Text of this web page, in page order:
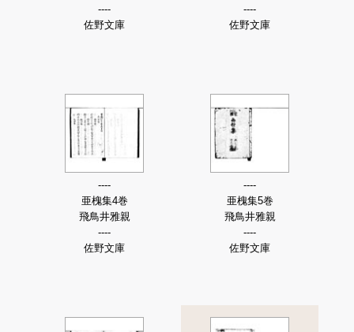
----
佐野文庫
----
佐野文庫
----
亜槐集4巻
飛鳥井雅親
----
佐野文庫
----
亜槐集5巻
飛鳥井雅親
----
佐野文庫